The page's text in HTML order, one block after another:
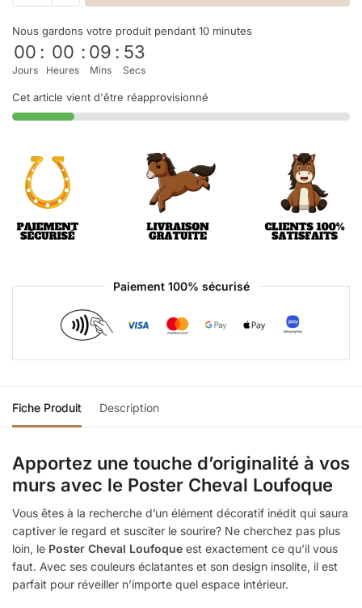
Nous gardons votre produit pendant 10 minutes
00
Jours
: 00
Heures
: 09
Mins
: 53
Secs
Cet article vient d'être réapprovisionné
Paiement 100% sécurisé
Fiche Produit Description
Apportez une touche d’originalité à vos
murs avec le Poster Cheval Loufoque
Vous êtes à la recherche d’un élément décoratif inédit qui saura
captiver le regard et susciter le sourire? Ne cherchez pas plus
loin, le Poster Cheval Loufoque est exactement ce qu’il vous
faut. Avec ses couleurs éclatantes et son design insolite, il est
parfait pour réveiller n’importe quel espace intérieur.